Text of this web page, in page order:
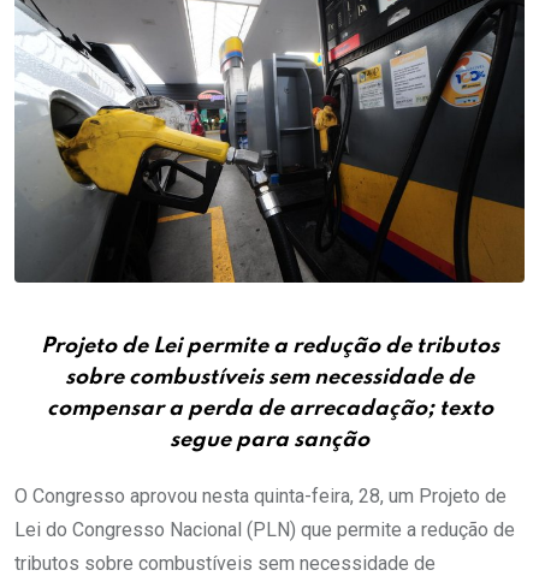
Projeto de Lei permite a redução de tributos
sobre combustíveis sem necessidade de
compensar a perda de arrecadação; texto
segue para sanção
O Congresso aprovou nesta quinta-feira, 28, um Projeto de
Lei do Congresso Nacional (PLN) que permite a redução de
tributos sobre combustíveis sem necessidade de